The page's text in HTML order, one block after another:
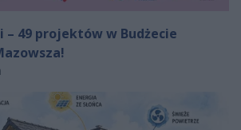
– 49 projektów w Budżecie